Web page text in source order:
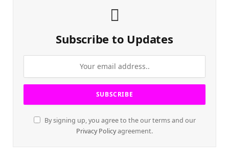
Subscribe to Updates
By signing up, you agree to the our terms and our
Privacy Policyagreement.